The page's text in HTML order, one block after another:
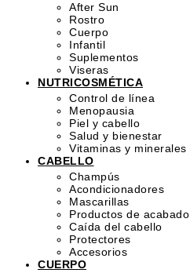
After Sun
Rostro
Cuerpo
Infantil
Suplementos
Viseras
NUTRICOSMÉTICA
Control de línea
Menopausia
Piel y cabello
Salud y bienestar
Vitaminas y minerales
CABELLO
Champús
Acondicionadores
Mascarillas
Productos de acabado
Caída del cabello
Protectores
Accesorios
CUERPO